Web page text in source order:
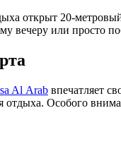
открыт 20-
вечеру или просто
Al Arab впечатляет
отдыха. Особого